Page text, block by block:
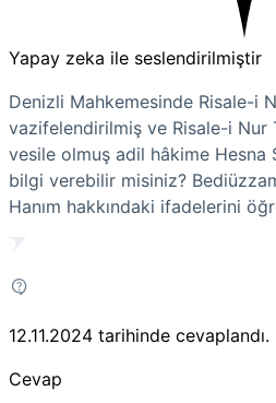
Yapay zeka ile seslendirilmiştir
Denizli Mahkemesinde Risale-i
vazifelendirilmiş ve Risale-i Nur
vesile olmuş adil hâkime Hesna
bilgi verebilir misiniz?
Hanım hakkındaki ifadelerini
12.11.2024 tarihinde cevaplandı.
Cevap